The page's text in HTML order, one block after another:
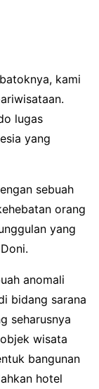
kami
lugas
yang
sebuah
orang
yang
anomali
bidang sarana
seharusnya
wisata
bangunan
hotel